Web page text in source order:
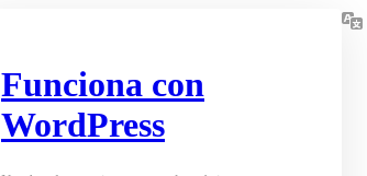
Funciona con
WordPress